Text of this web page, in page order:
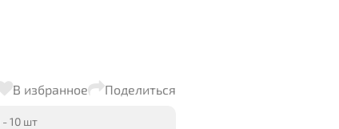
В избранное Поделиться
10 шт